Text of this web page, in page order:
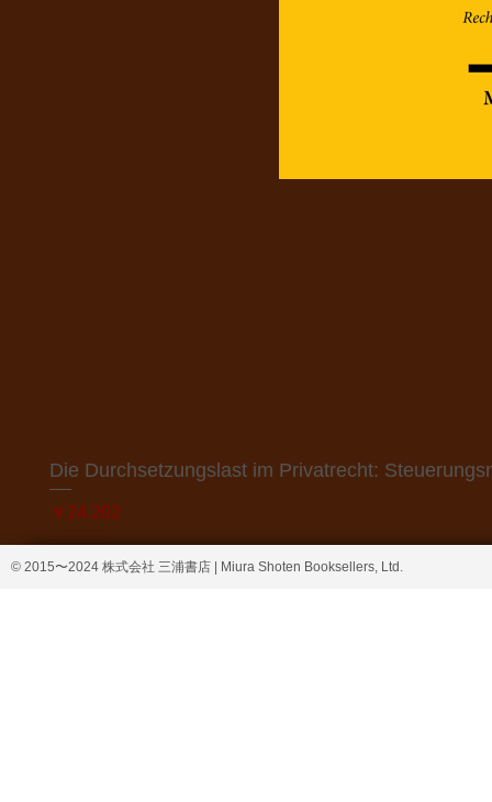
Die Durchsetzungslast im Privatrecht:
価格
￥24,202
© 2015〜2024 株式会社 三浦書店 | Miura Shoten Booksellers, Ltd.